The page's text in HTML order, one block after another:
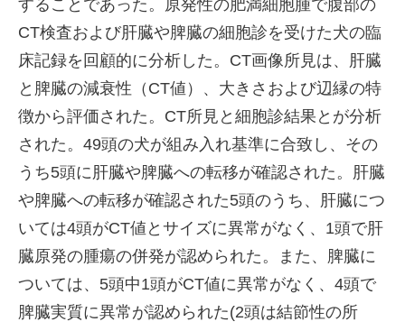
することであった。原発性の肥満細胞腫で腹部の
CT検査および肝臓や脾臓の細胞診を受けた犬の臨
床記録を回顧的に分析した。CT画像所見は、肝臓
と脾臓の減衰性（CT値）、大きさおよび辺縁の特
徴から評価された。CT所見と細胞診結果とが分析
された。49頭の犬が組み入れ基準に合致し、その
うち5頭に肝臓や脾臓への転移が確認された。肝臓
や脾臓への転移が確認された5頭のうち、肝臓につ
いては4頭がCT値とサイズに異常がなく、1頭で肝
臓原発の腫瘍の併発が認められた。また、脾臓に
ついては、5頭中1頭がCT値に異常がなく、4頭で
脾臓実質に異常が認められた(2頭は結節性の所